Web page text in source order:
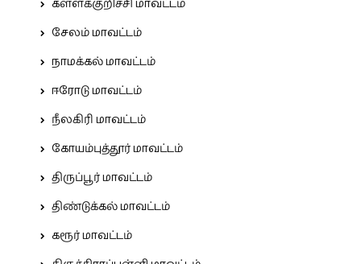
கள்ளக்குறிச்சி மாவட்டம்
சேலம் மாவட்டம்
நாமக்கல் மாவட்டம்
ஈரோடு மாவட்டம்
நீலகிரி மாவட்டம்
கோயம்புத்தூர் மாவட்டம்
திருப்பூர் மாவட்டம்
திண்டுக்கல் மாவட்டம்
கரூர் மாவட்டம்